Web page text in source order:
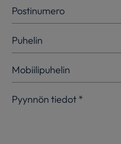
Postinumero
Puhelin
Mobiilipuhelin
Pyynnön tiedot *